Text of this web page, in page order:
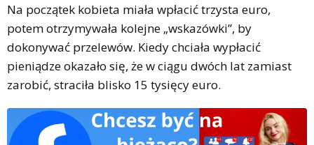
Na początek kobieta miała wpłacić trzysta euro,
potem otrzymywała kolejne „wskazówki”, by
dokonywać przelewów. Kiedy chciała wypłacić
pieniądze okazało się, że w ciągu dwóch lat zamiast
zarobić, straciła blisko 15 tysięcy euro.